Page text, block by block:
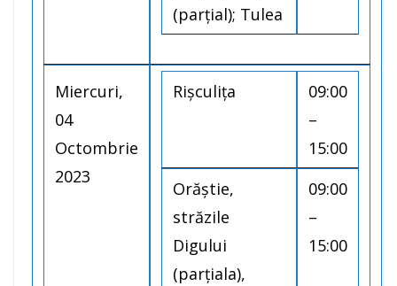
(parțial); Tulea
Miercuri,
04
Octombrie
2023
Rișculița
09:00
–
15:00
Orăștie,
străzile
Digului
(parțiala),
09:00
–
15:00